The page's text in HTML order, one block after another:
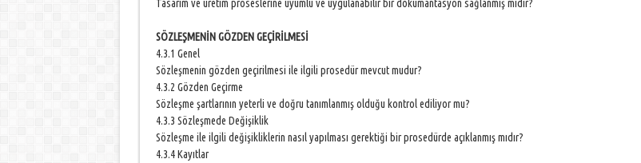
Tasarım ve üretim proseslerine uyumlu ve uygulanabilir bir dokümantasyon sağlanmış mıdır?
SÖZLEŞMENİN GÖZDEN GEÇİRİLMESİ
4.3.1 Genel
Sözleşmenin gözden geçirilmesi ile ilgili prosedür mevcut mudur?
4.3.2 Gözden Geçirme
Sözleşme şartlarının yeterli ve doğru tanımlanmış olduğu kontrol ediliyor mu?
4.3.3 Sözleşmede Değişiklik
Sözleşme ile ilgili değişikliklerin nasıl yapılması gerektiği bir prosedürde açıklanmış mıdır?
4.3.4 Kayıtlar